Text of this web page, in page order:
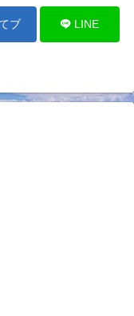
ブ LINE